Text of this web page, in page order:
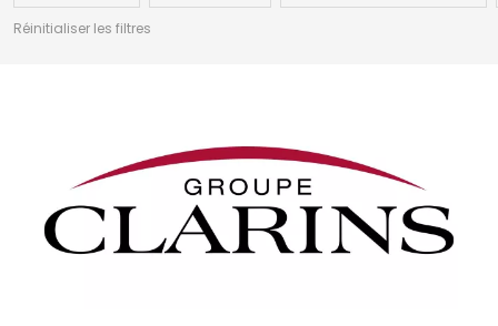
Réinitialiser les filtres